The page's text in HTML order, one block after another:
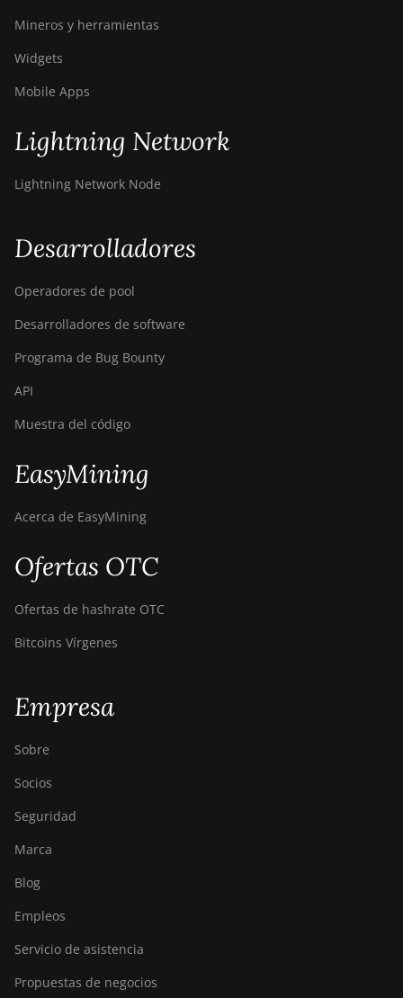
Mineros y herramientas
Widgets
Mobile Apps
Lightning Network
Lightning Network Node
Desarrolladores
Operadores de pool
Desarrolladores de software
Programa de Bug Bounty
API
Muestra del código
EasyMining
Acerca de EasyMining
Ofertas OTC
Ofertas de hashrate OTC
Bitcoins Vírgenes
Empresa
Sobre
Socios
Seguridad
Marca
Blog
Empleos
Servicio de asistencia
Propuestas de negocios